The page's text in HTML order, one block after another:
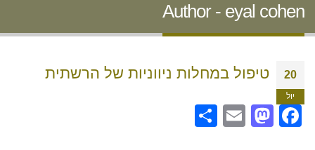
Author - eyal cohen
20
יול
טיפול במחלות ניווניות של הרשתית
Facebook
Mastodon
Email